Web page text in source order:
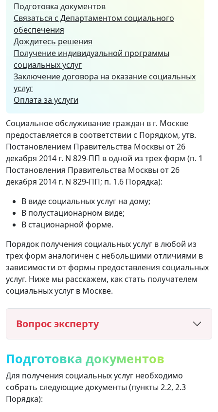
Подготовка документов
Связаться с Департаментом социального
обеспечения
Дождитесь решения
Получение индивидуальной программы
социальных услуг
Заключение договора на оказание социальных
услуг
Оплата за услуги
Социальное обслуживание граждан в г. Москве
предоставляется в соответствии с Порядком, утв.
Постановлением Правительства Москвы от 26
декабря 2014 г. N 829-ПП в одной из трех форм (п. 1
Постановления Правительства Москвы от 26
декабря 2014 г. N 829-ПП; п. 1.6 Порядка):
В виде социальных услуг на дому;
В полустационарном виде;
В стационарной форме.
Порядок получения социальных услуг в любой из
трех форм аналогичен с небольшими отличиями в
зависимости от формы предоставления социальных
услуг. Ниже мы расскажем, как стать получателем
социальных услуг в Москве.
Вопрос эксперту
Подготовка документов
Для получения социальных услуг необходимо
собрать следующие документы (пункты 2.2, 2.3
Порядка):